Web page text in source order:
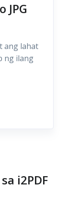
JPG
ang lahat
ng ilang
i2PDF